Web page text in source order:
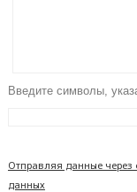
Введите символы,
Отправляя данные через
данных